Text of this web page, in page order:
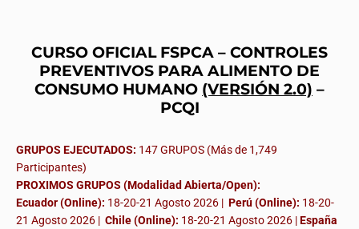
CURSO OFICIAL FSPCA – CONTROLES
PREVENTIVOS PARA ALIMENTO DE
CONSUMO HUMANO (VERSIÓN 2.0) –
PCQI
GRUPOS EJECUTADOS: 147 GRUPOS (Más de 1,749
Participantes)
PROXIMOS GRUPOS (Modalidad Abierta/Open):
Ecuador (Online): 18-20-21 Agosto 2026 | Perú (Online): 18-20-
21 Agosto 2026 | Chile (Online): 18-20-21 Agosto 2026 |España